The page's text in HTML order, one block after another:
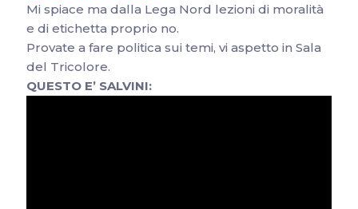
Mi spiace ma dalla Lega Nord lezioni di moralità
e di etichetta proprio no.
Provate a fare politica sui temi, vi aspetto in Sala
del Tricolore.
QUESTO E’ SALVINI: